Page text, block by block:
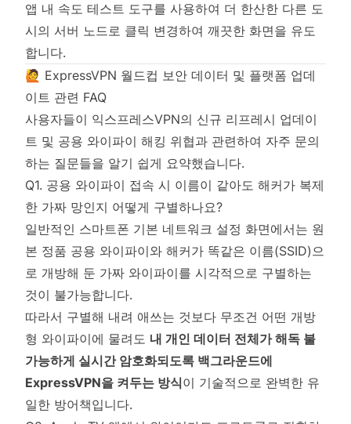
앱 내 속도 테스트 도구를 사용하여 더 한산한 다른 도
시의 서버 노드로 클릭 변경하여 깨끗한 화면을 유도
합니다.
🙋 ExpressVPN 월드컵 보안 데이터 및 플랫폼 업데
이트 관련 FAQ
사용자들이 익스프레스VPN의 신규 리프레시 업데이
트 및 공용 와이파이 해킹 위협과 관련하여 자주 문의
하는 질문들을 알기 쉽게 요약했습니다.
Q1. 공용 와이파이 접속 시 이름이 같아도 해커가 복제
한 가짜 망인지 어떻게 구별하나요?
일반적인 스마트폰 기본 네트워크 설정 화면에서는 원
본 정품 공용 와이파이와 해커가 똑같은 이름(SSID)으
로 개방해 둔 가짜 와이파이를 시각적으로 구별하는
것이 불가능합니다.
따라서 구별해 내려 애쓰는 것보다 무조건 어떤 개방
형 와이파이에 물려도 내 개인 데이터 전체가 해독 불
가능하게 실시간 암호화되도록 백그라운드에
ExpressVPN을 켜두는 방식이 기술적으로 완벽한 유
일한 방어책입니다.